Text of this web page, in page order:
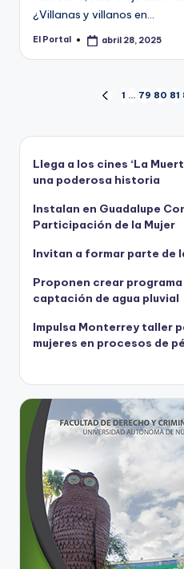
¿Villanas y villanos en…
Publicado
El Portal abril 28, 2025
Paginación
de
entradas
PÁGINA
1 … 79 80 81
Llega a los cines ‘La
una poderosa historia
Instalan en Guadalupe
Participación de la Mujer
Invitan a formar parte de
Proponen crear
captación de agua pluvial
Impulsa Monterrey taller
mujeres en procesos de